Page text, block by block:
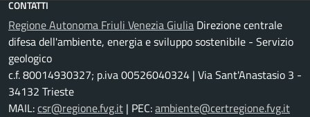
CONTATTI
Regione Autonoma Friuli Venezia Giulia Direzione centrale
difesa dell'ambiente, energia e sviluppo sostenibile - Servizio
geologico
c.f. 80014930327; p.iva 00526040324 | Via Sant'Anastasio 3 -
34132 Trieste
MAIL:csr@regione.fvg.it | PEC:ambiente@certregione.fvg.it